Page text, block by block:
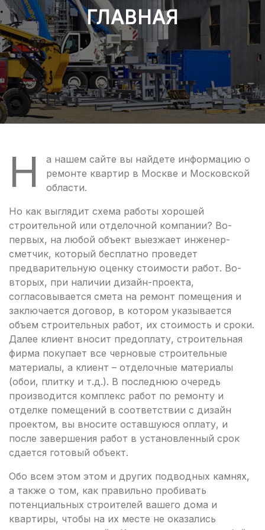
ГЛАВНАЯ
Н
а нашем сайте вы найдете информацию о
ремонте квартир в Москве и Московской
области.
Но как выглядит схема работы хорошей
строительной или отделочной компании? Во-
первых, на любой объект выезжает инженер-
сметчик, который бесплатно проведет
предварительную оценку стоимости работ. Во-
вторых, при наличии дизайн-проекта,
согласовывается смета на ремонт помещения и
заключается договор, в котором указывается
объем строительных работ, их стоимость и сроки.
Далее клиент вносит предоплату, строительная
фирма покупает все черновые строительные
материалы, а клиент – отделочные материалы
(обои, плитку и т.д.). В последнюю очередь
производится комплекс работ по ремонту и
отделке помещений в соответствии с дизайн
проектом, вы вносите оставшуюся оплату, и
после завершения работ в установленный срок
сдается готовый объект.
Обо всем этом этом и других подводных камнях,
а также о том, как правильно пробивать
потенциальных строителей вашего дома и
квартиры, чтобы на их месте не оказались